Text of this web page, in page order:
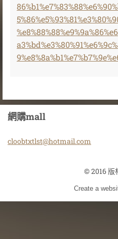
網購mall
cloobtxtlst@hotmail.com
© 2016 版
Create a